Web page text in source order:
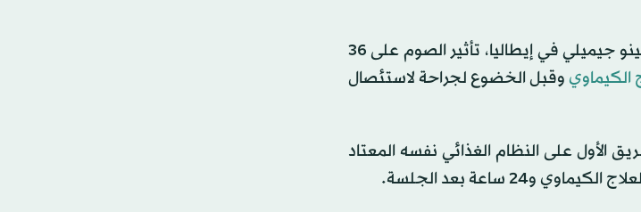
وبحسب وكالة الأنباء الألمانية، فقد اختبر فريق بحثي من مستشفى جامعة أوغستينو جيميلي في إيطاليا، تأثير الصوم على 36
الكيماويوقبل الخضوع لجراحة لاستئصال
الأول على النظام الغذائي نفسه المعتاد